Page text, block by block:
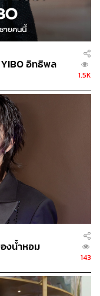
YIBO อิทธิพล
1.5K
งน้ำหอม
143